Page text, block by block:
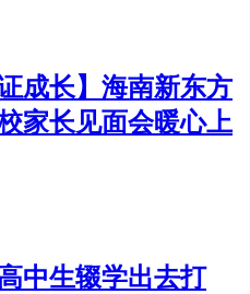
成长】海南新东方
家长见面会暖心上
中生辍学出去打